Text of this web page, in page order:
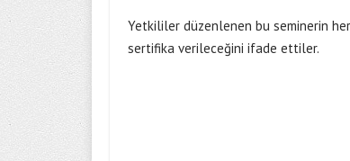
Yetkililer düzenlenen bu seminerin
sertifika verileceğini ifade ettiler.